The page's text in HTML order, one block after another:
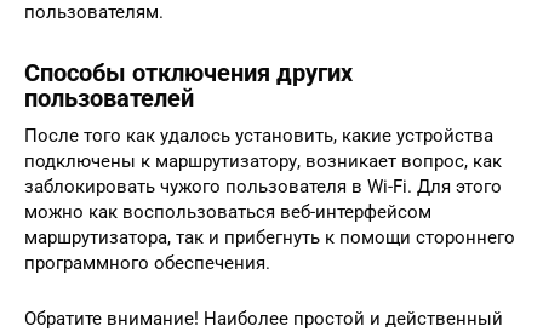
пользователям.
Способы отключения других
пользователей
После того как удалось установить, какие устройства
подключены к маршрутизатору, возникает вопрос, как
заблокировать чужого пользователя в Wi-Fi. Для этого
можно как воспользоваться веб-интерфейсом
маршрутизатора, так и прибегнуть к помощи стороннего
программного обеспечения.
Обратите внимание! Наиболее простой и действенный